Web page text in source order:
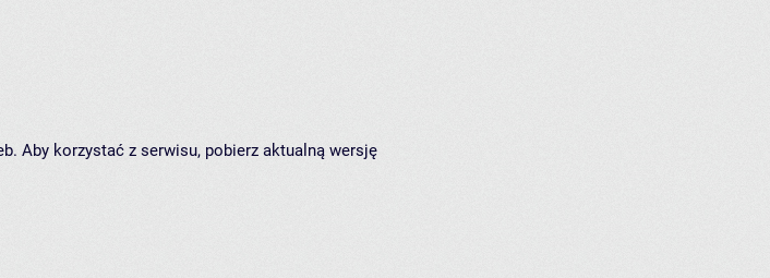
Aby korzystać z serwisu, pobierz aktualną wersję